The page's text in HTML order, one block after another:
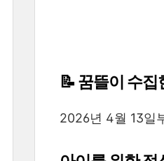
📝 꿈뜰이 수
2026년 4월 13일